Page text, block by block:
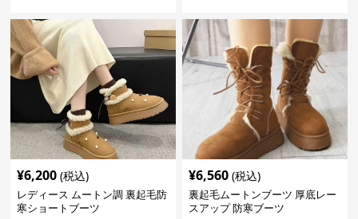
¥6,200 (税込)
レディース ムートン調 裏起毛防
寒ショートブーツ
¥6,560 (税込)
裏起毛ムートンブーツ 厚底レー
スアップ 防寒ブーツ